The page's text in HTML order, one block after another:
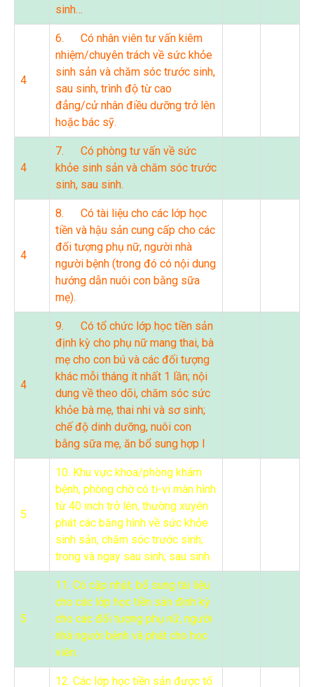
sinh…
4
6. Có nhân viên tư vấn kiêm
nhiệm/chuyên trách về sức khỏe
sinh sản và chăm sóc trước sinh,
sau sinh, trình độ từ cao
đẳng/cử nhân điều dưỡng trở lên
hoặc bác sỹ.
4
7. Có phòng tư vấn về sức
khỏe sinh sản và chăm sóc trước
sinh, sau sinh.
4
8. Có tài liệu cho các lớp học
tiền và hậu sản cung cấp cho các
đối tượng phụ nữ, người nhà
người bệnh (trong đó có nội dung
hướng dẫn nuôi con bằng sữa
mẹ).
4
9. Có tổ chức lớp học tiền sản
định kỳ cho phụ nữ mang thai, bà
mẹ cho con bú và các đối tượng
khác mỗi tháng ít nhất 1 lần; nội
dung về theo dõi, chăm sóc sức
khỏe bà mẹ, thai nhi và sơ sinh;
chế độ dinh dưỡng, nuôi con
bằng sữa mẹ, ăn bổ sung hợp l
5
10. Khu vực khoa/phòng khám
bệnh, phòng chờ có ti-vi màn hình
từ 40 inch trở lên, thường xuyên
phát các băng hình về sức khỏe
sinh sản, chăm sóc trước sinh;
trong và ngay sau sinh; sau sinh.
5
11. Có cập nhật, bổ sung tài liệu
cho các lớp học tiền sản định kỳ
cho các đối tượng phụ nữ, người
nhà người bệnh và phát cho học
viên.
12. Các lớp học tiền sản được tổ